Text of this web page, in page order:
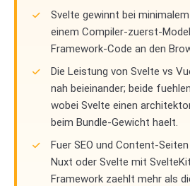
Svelte gewinnt bei
einem Compiler-zuerst-
Framework-Code an den
Die Leistung von Svelte vs
nah beieinander; beide
wobei Svelte einen
beim Bundle-Gewicht haelt.
Fuer SEO und Content-
Nuxt oder Svelte mit
Framework zaehlt mehr als